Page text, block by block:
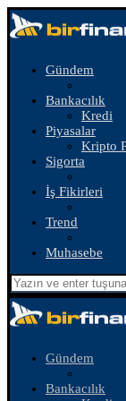
Gündem
Bankacılık
Kredi
Piyasalar
Kripto
Sigorta
İş Fikirleri
Trend
Muhasebe
Gündem
Bankacılık